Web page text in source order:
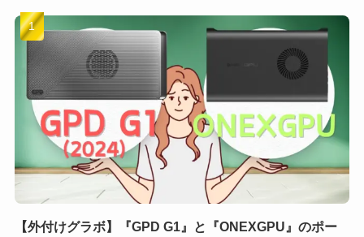
【外付けグラボ】『GPD G1』と『ONEXGPU』のポー